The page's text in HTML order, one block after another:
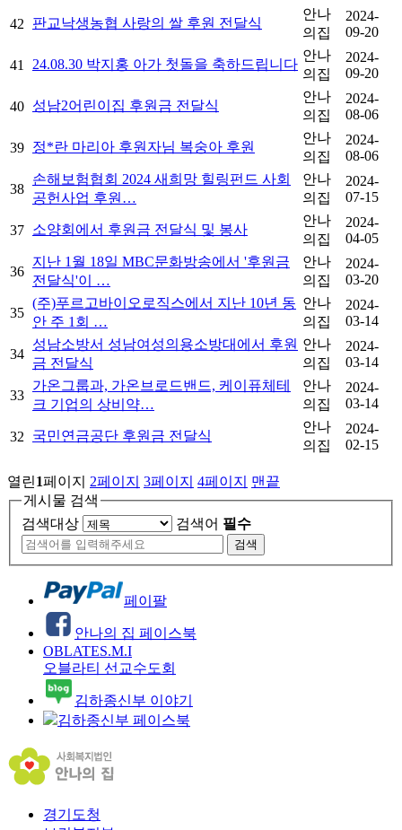
42 판교낙생농협 사랑의 쌀 후원 전달식
안나
의집
2024-
09-20
41 24.08.30 박지홍 아가 첫돌을 축하드립니다
안나
의집
2024-
09-20
40 성남2어린이집 후원금 전달식
안나
의집
2024-
08-06
39 정*란 마리아 후원자님 복숭아 후원
안나
의집
2024-
08-06
38
손해보험협회 2024 새희망 힐링펀드 사회
공헌사업 후원…
안나
의집
2024-
07-15
37 소양회에서 후원금 전달식 및 봉사
안나
의집
2024-
04-05
36
지난 1월 18일 MBC문화방송에서 '후원금
전달식'이 …
안나
의집
2024-
03-20
35
(주)푸르고바이오로직스에서 지난 10년 동
안 주 1회 …
안나
의집
2024-
03-14
34
성남소방서 성남여성의용소방대에서 후원
금 전달식
안나
의집
2024-
03-14
33
가온그룹과, 가온브로드밴드, 케이퓨체테
크 기업의 상비약…
안나
의집
2024-
03-14
32 국민연금공단 후원금 전달식
안나
의집
2024-
02-15
열린1페이지 2페이지 3페이지 4페이지
맨끝
게시물 검색
검색대상
검색어 필수
페이팔
안나의 집 페이스북
OBLATES.M.I
오블라티 선교수도회
김하종신부 이야기
김하종신부 페이스북
경기도청